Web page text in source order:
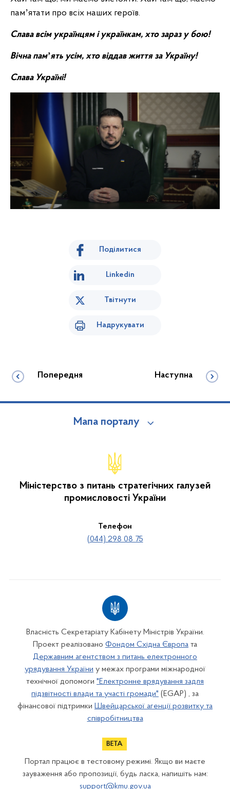
памʼятати про всіх наших героїв.
Слава всім українцям і українкам, хто зараз у бою!
Вічна памʼять усім, хто віддав життя за Україну!
Слава Україні!
Поділитися
Linkedin
Твітнути
Надрукувати
Попередня Наступна
Мапа порталу
Міністерство з питань стратегічних галузей
промисловості України
Телефон
(044) 298 08 75
Власність Секретаріату Кабінету Міністрів України.
Проект реалізовано Фондом Східна Європа та
Державним агентством з питань електронного
урядування України у межах програми міжнародної
технічної допомоги "Електронне врядування задля
підзвітності влади та участі громади" (EGAP) , за
фінансової підтримки Швейцарської агенції розвитку та
співробітництва
Портал працює в тестовому режимі. Якщо ви маєте
зауваження або пропозиції, будь ласка, напишіть нам:
support@kmu.gov.ua